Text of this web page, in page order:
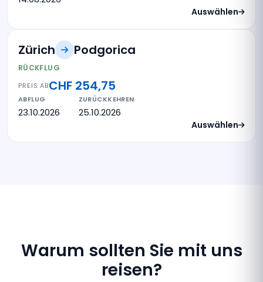
Auswählen
Zürich Podgorica
RÜCKFLUG
PREIS ABCHF 254,75
ABFLUG
23.10.2026
ZURÜCKKEHREN
25.10.2026
Auswählen
Warum sollten Sie mit uns
reisen?